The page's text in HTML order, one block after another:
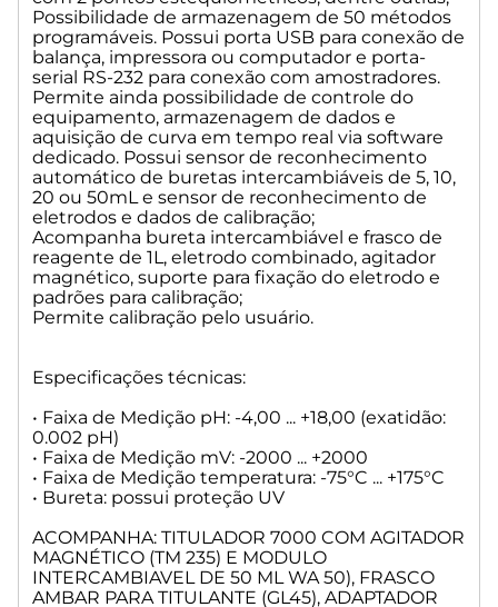
Possibilidade de armazenagem de 50 métodos
programáveis. Possui porta USB para conexão de
balança, impressora ou computador e porta-
serial RS-232 para conexão com amostradores.
Permite ainda possibilidade de controle do
equipamento, armazenagem de dados e
aquisição de curva em tempo real via software
dedicado. Possui sensor de reconhecimento
automático de buretas intercambiáveis de 5, 10,
20 ou 50mL e sensor de reconhecimento de
eletrodos e dados de calibração;
Acompanha bureta intercambiável e frasco de
reagente de 1L, eletrodo combinado, agitador
magnético, suporte para fixação do eletrodo e
padrões para calibração;
Permite calibração pelo usuário.
Especificações técnicas:
• Faixa de Medição pH: -4,00 ... +18,00 (exatidão:
0.002 pH)
• Faixa de Medição mV: -2000 ... +2000
• Faixa de Medição temperatura: -75°C ... +175°C
• Bureta: possui proteção UV
ACOMPANHA: TITULADOR 7000 COM AGITADOR
MAGNÉTICO (TM 235) E MODULO
INTERCAMBIAVEL DE 50 ML WA 50), FRASCO
AMBAR PARA TITULANTE (GL45), ADAPTADOR